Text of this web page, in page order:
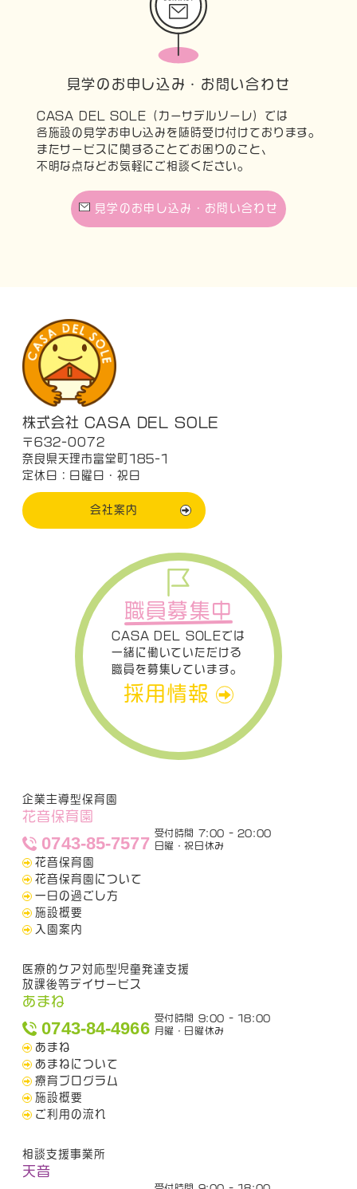
見学のお申し込み・お問い合わせ
CASA DEL SOLE（カーサデルソーレ）では
各施設の見学お申し込みを随時受け付けております。
またサービスに関することでお困りのこと、
不明な点などお気軽にご相談ください。
見学のお申し込み・お問い合わせ
株式会社 CASA DEL SOLE
〒632-0072
奈良県天理市富堂町185-1
定休日：日曜日・祝日
会社案内
職員募集中
CASA DEL SOLEでは
一緒に働いていただける
職員を募集しています。
採用情報
企業主導型保育園
花音保育園
0743-85-7577
受付時間 7:00 - 20:00
日曜・祝日休み
花音保育園
花音保育園について
一日の過ごし方
施設概要
入園案内
医療的ケア対応型児童発達支援
放課後等デイサービス
あまね
0743-84-4966
受付時間 9:00 - 18:00
月曜・日曜休み
あまね
あまねについて
療育プログラム
施設概要
ご利用の流れ
相談支援事業所
天音